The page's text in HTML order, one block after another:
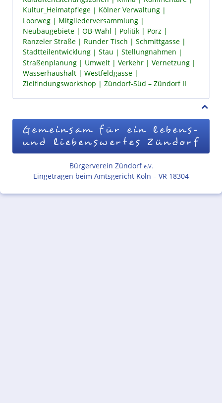
Kultur_Heimatpflege
Kölner Verwaltung
Loorweg
Mitgliederversammlung
Neubaugebiete
OB-Wahl Politik
Porz
Ranzeler Straße
Runder Tisch
Schmittgasse
Stadtteilentwicklung
Stau
Stellungnahmen
Straßenplanung
Umwelt Verkehr
Vernetzung
Wasserhaushalt
Westfeldgasse
Zielfindungsworkshop
Zündorf-Süd – Zündorf II
Gemeinsam für ein lebens-
und liebenswertes Zündorf
Bürgerverein Zündorf e.V.
Eingetragen beim Amtsgericht Köln – VR 18304